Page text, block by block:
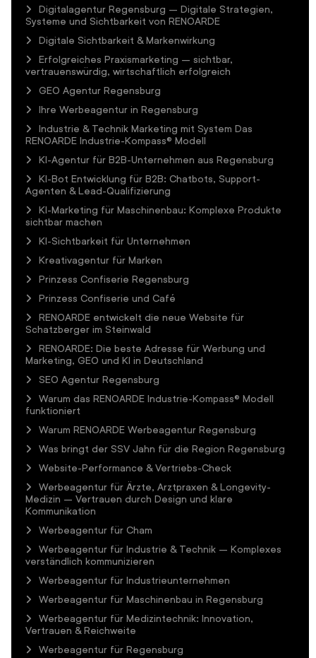
Digitalagentur Regensburg – Digitale Strategien,
Systeme und Sichtbarkeit von RENOARDE
Digitale Sichtbarkeit & Markenwirkung
Erfolgreiches Praxismarketing – sichtbar,
vertrauenswürdig, wirtschaftlich erfolgreich
GEO Agentur Regensburg
Ihre Werbeagentur in Regensburg
Industrie & Technik Marketing mit System Das
RENOARDE Industrie-Kompass® Modell
KI-Agentur für B2B-Unternehmen aus Regensburg
KI-Bot Entwicklung für B2B: Chatbots, Support-
Agenten & Lead-Qualifizierung
KI-Marketing für Maschinenbau: Komplexe Produkte
sichtbar machen
KI-Sichtbarkeit für Unternehmen
Kreativagentur für Marken
Prinzess Confiserie Regensburg
Prinzess Confiserie und Café
RENOARDE entwickelt die neue Website für
Schatzberger im Steinwald
RENOARDE: Die beste Adresse für Werbung und
Marketing, GEO und KI in Deutschland
SEO Agentur Regensburg
Warum das RENOARDE Industrie-Kompass® Modell
funktioniert
Warum RENOARDE Werbeagentur Regensburg
Was bringt der SSV Jahn für die Region Regensburg
Website-Performance & Vertriebs-Check
Werbeagentur für Ärzte, Arztpraxen & Longevity-
Medizin – Vertrauen durch Design und klare
Kommunikation
Werbeagentur für Cham
Werbeagentur für Industrie & Technik – Komplexes
verständlich kommunizieren
Werbeagentur für Industrieunternehmen
Werbeagentur für Maschinenbau in Regensburg
Werbeagentur für Medizintechnik: Innovation,
Vertrauen & Reichweite
Werbeagentur für Regensburg